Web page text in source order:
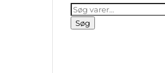
Søg
efter:
Søg